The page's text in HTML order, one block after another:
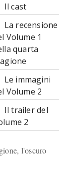
Il cast
La recensione
Volume 1
quarta
Le immagini
Volume 2
Il trailer del
2
l'oscuro